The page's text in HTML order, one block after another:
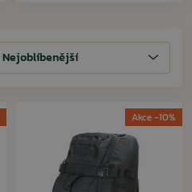
Nejoblíbenější
Akce -10%